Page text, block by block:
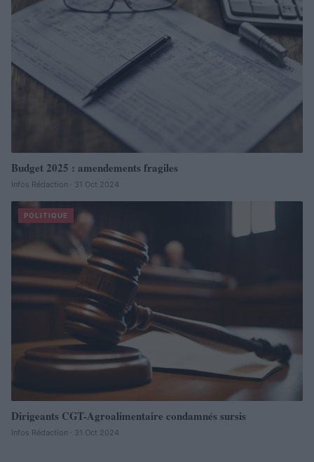
Budget 2025 : amendements fragiles
Infos Rédaction · 31 Oct 2024
POLITIQUE
Dirigeants CGT-Agroalimentaire condamnés sursis
Infos Rédaction · 31 Oct 2024